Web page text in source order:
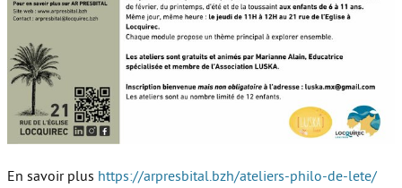
En savoir plus https://arpresbital.bzh/ateliers-philo-de-lete/